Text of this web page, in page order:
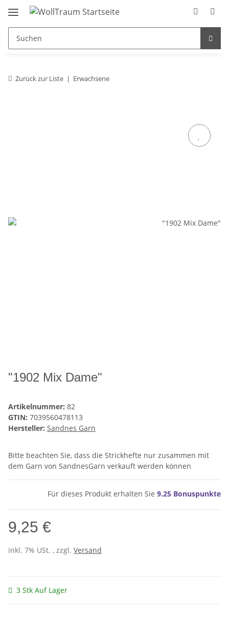
Zurück zur Liste Erwachsene
"1902 Mix Dame"
Artikelnummer: 82
GTIN: 7039560478113
Hersteller: Sandnes Garn
Bitte beachten Sie, dass die Strickhefte nur zusammen mit
dem Garn von SandnesGarn verkauft werden können
Für dieses Produkt erhalten Sie 9.25 Bonuspunkte
9,25 €
inkl. 7% USt. , zzgl. Versand
3 Stk Auf Lager